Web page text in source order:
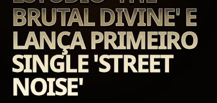
BRUTAL DIVINE' E
LANÇA PRIMEIRO
SINGLE 'STREET
NOISE'